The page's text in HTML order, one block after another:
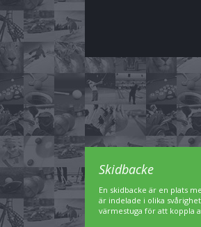
Skidbacke
En skidbacke är en plats
är indelade i olika
värmestuga för att koppla